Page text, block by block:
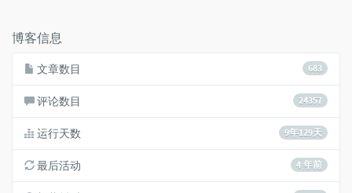
博客信息
683
文章数目
24357
评论数目
9年129天
运行天数
4 年前
最后活动